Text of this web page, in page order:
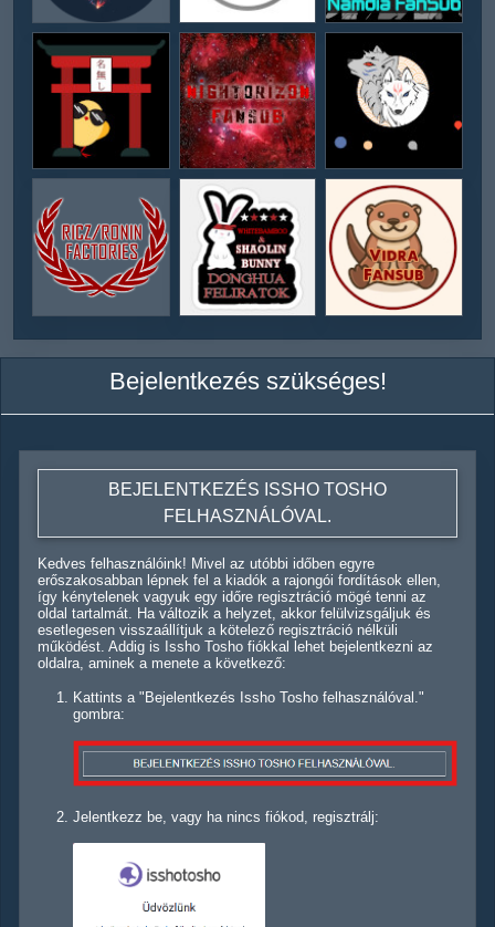
Bejelentkezés szükséges!
BEJELENTKEZÉS ISSHO TOSHO
FELHASZNÁLÓVAL.
Kedves felhasználóink! Mivel az utóbbi időben egyre
erőszakosabban lépnek fel a kiadók a rajongói fordítások ellen,
így kénytelenek vagyuk egy időre regisztráció mögé tenni az
oldal tartalmát. Ha változik a helyzet, akkor felülvizsgáljuk és
esetlegesen visszaállítjuk a kötelező regisztráció nélküli
működést. Addig is Issho Tosho fiókkal lehet bejelentkezni az
oldalra, aminek a menete a következő:
Kattints a "Bejelentkezés Issho Tosho felhasználóval."
gombra:
Jelentkezz be, vagy ha nincs fiókod, regisztrálj: